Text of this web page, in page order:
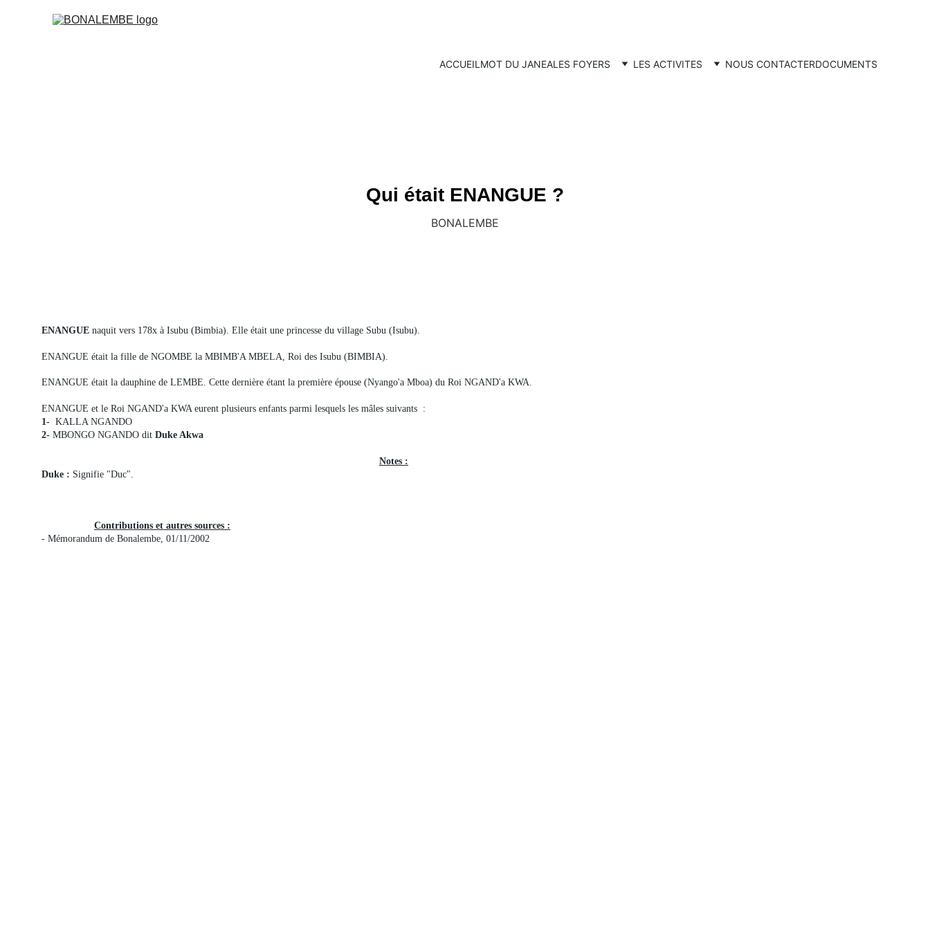
ACCUEIL MOT DU JANEALES FOYERS LES ACTIVITES NOUS CONTACTERDOCUMENTS
Qui était ENANGUE ?
BONALEMBE
ENANGUE naquit vers 178x à Isubu (Bimbia). Elle était une princesse du village Subu (Isubu).
ENANGUE était la fille de NGOMBE la MBIMB'A MBELA, Roi des Isubu (BIMBIA).
ENANGUE était la dauphine de LEMBE. Cette dernière étant la première épouse (Nyango'a Mboa) du Roi NGAND'a KWA.
ENANGUE et le Roi NGAND'a KWA eurent plusieurs enfants parmi lesquels les mâles suivants :
1- KALLA NGANDO
2- MBONGO NGANDO dit Duke Akwa
Notes :
Duke : Signifie "Duc".
Contributions et autres sources :
- Mémorandum de Bonalembe, 01/11/2002